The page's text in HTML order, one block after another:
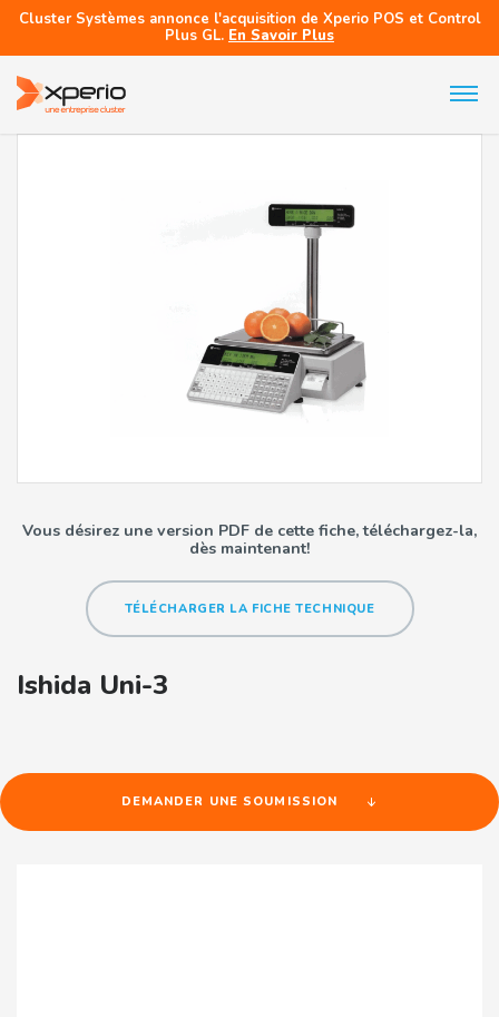
Cluster Systèmes annonce l'acquisition de Xperio POS et Control
Plus GL. En Savoir Plus
Vous désirez une version PDF de cette fiche,téléchargez-la,
dès maintenant!
TÉLÉCHARGER LA FICHE TECHNIQUE
Ishida Uni-3
DEMANDER UNE SOUMISSION